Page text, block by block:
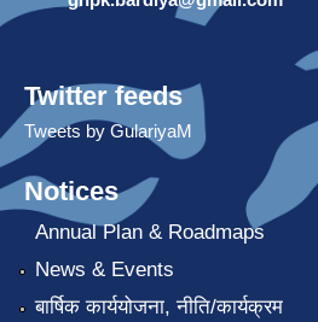
Twitter feeds
Tweets by GulariyaM
Notices
Annual Plan & Roadmaps
News & Events
बार्षिक कार्ययोजना, नीति/कार्यक्रम